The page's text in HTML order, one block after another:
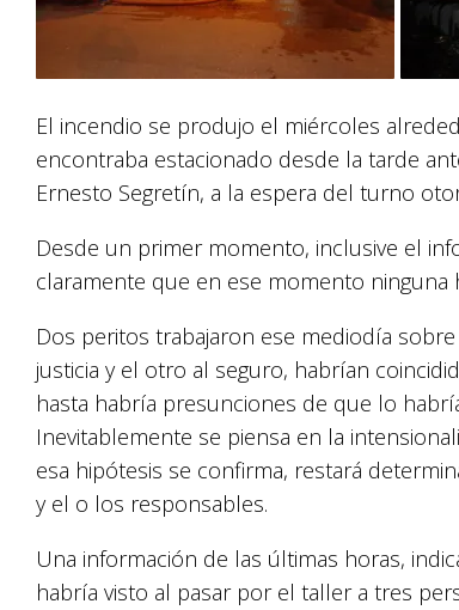
El incendio se produjo el miércoles
encontraba estacionado desde la tarde
Ernesto Segretín, a la espera del turno
Desde un primer momento, inclusive el
claramente que en ese momento ninguna
Dos peritos trabajaron ese mediodía
justicia y el otro al seguro, habrían
hasta habría presunciones de que lo
Inevitablemente se piensa en la
esa hipótesis se confirma, restará
y el o los responsables.
Una información de las últimas horas,
habría visto al pasar por el taller a tres